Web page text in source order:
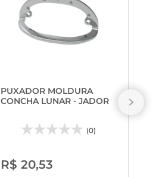
PUXADOR MOLDURA
CONCHA LUNAR - JADOR
(0)
R$ 20,53